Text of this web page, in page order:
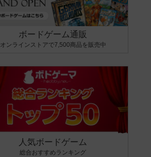
ボードゲーム通販
オンラインストアで7,500商品を販売中
人気ボードゲーム
総合おすすめランキング